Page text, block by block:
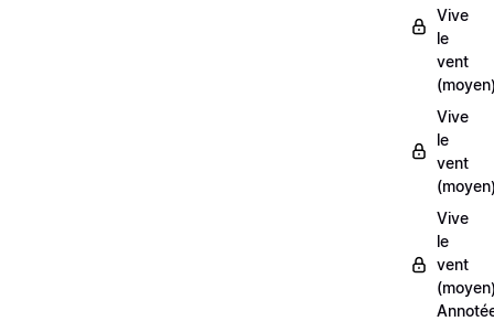
Vive
le
vent
Vive
le
vent
Vive
le
vent